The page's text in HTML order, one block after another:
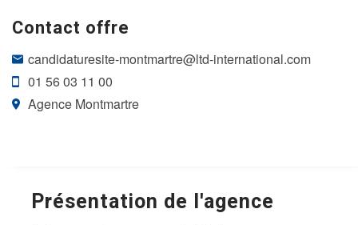
Contact offre
candidaturesite-montmartre@ltd-international.com
01 56 03 11 00
Agence Montmartre
Présentation de l'agence